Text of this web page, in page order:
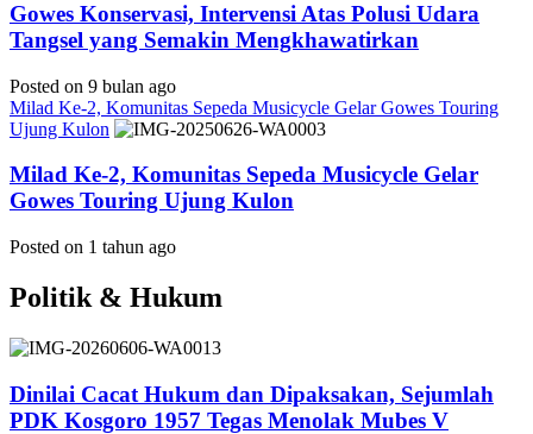
Gowes Konservasi, Intervensi Atas Polusi Udara
Tangsel yang Semakin Mengkhawatirkan
Posted on 9 bulan ago
Milad Ke-2, Komunitas Sepeda Musicycle Gelar Gowes Touring
Ujung Kulon
Milad Ke-2, Komunitas Sepeda Musicycle Gelar
Gowes Touring Ujung Kulon
Posted on 1 tahun ago
Politik & Hukum
Dinilai Cacat Hukum dan Dipaksakan, Sejumlah
PDK Kosgoro 1957 Tegas Menolak Mubes V